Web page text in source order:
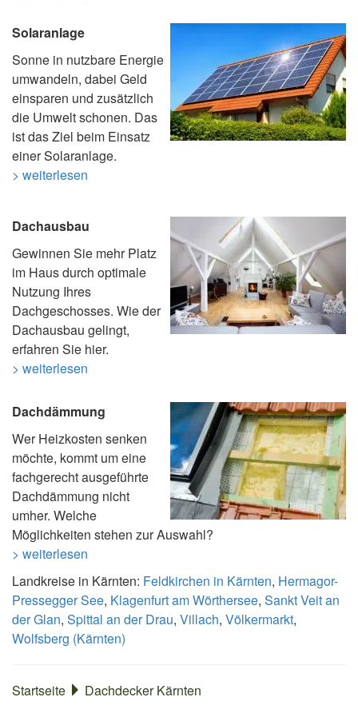
Solaranlage
Sonne in nutzbare Energie
umwandeln, dabei Geld
einsparen und zusätzlich
die Umwelt schonen. Das
ist das Ziel beim Einsatz
einer Solaranlage.
> weiterlesen
Dachausbau
Gewinnen Sie mehr Platz
im Haus durch optimale
Nutzung Ihres
Dachgeschosses. Wie der
Dachausbau gelingt,
erfahren Sie hier.
> weiterlesen
Dachdämmung
Wer Heizkosten senken
möchte, kommt um eine
fachgerecht ausgeführte
Dachdämmung nicht
umher. Welche
Möglichkeiten stehen zur Auswahl?
> weiterlesen
Landkreise in Kärnten: Feldkirchen in Kärnten, Hermagor-
Pressegger See, Klagenfurt am Wörthersee, Sankt Veit an
der Glan, Spittal an der Drau, Villach, Völkermarkt,
Wolfsberg (Kärnten)
Startseite Dachdecker Kärnten